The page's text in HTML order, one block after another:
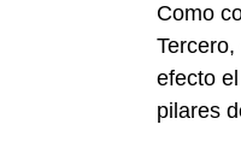
Como
efecto
pilares